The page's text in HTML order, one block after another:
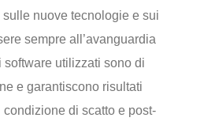
nuove tecnologie e sui
sempre all’avanguardia
software utilizzati sono di
e garantiscono risultati
di scatto e post-